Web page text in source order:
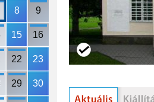
8 9
15 16
22 23
29 30